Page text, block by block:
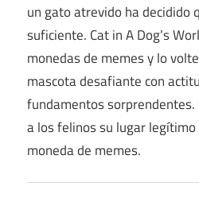
un gato atrevido ha decidido
suficiente. Cat in A Dog’s
monedas de memes y lo
mascota desafiante con
fundamentos sorprendentes.
a los felinos su lugar
moneda de memes.